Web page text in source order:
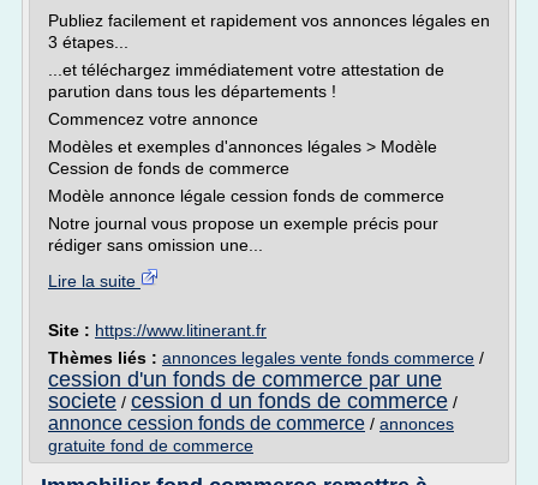
Publiez facilement et rapidement vos annonces légales en
3 étapes...
...et téléchargez immédiatement votre attestation de
parution dans tous les départements !
Commencez votre annonce
Modèles et exemples d'annonces légales > Modèle
Cession de fonds de commerce
Modèle annonce légale cession fonds de commerce
Notre journal vous propose un exemple précis pour
rédiger sans omission une...
Lire la suite
Site : https://www.litinerant.fr
Thèmes liés : annonces legales vente fonds commerce /
cession d'un fonds de commerce par une
societe / cession d un fonds de commerce /
annonce cession fonds de commerce / annonces
gratuite fond de commerce